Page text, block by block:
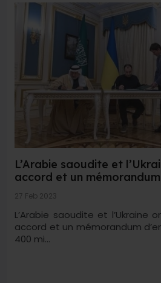
L’Arabie saoudite et
accord et un
27 Feb 2023
L’Arabie saoudite et l’Ukraine
accord et un mémorandum
400 mi...